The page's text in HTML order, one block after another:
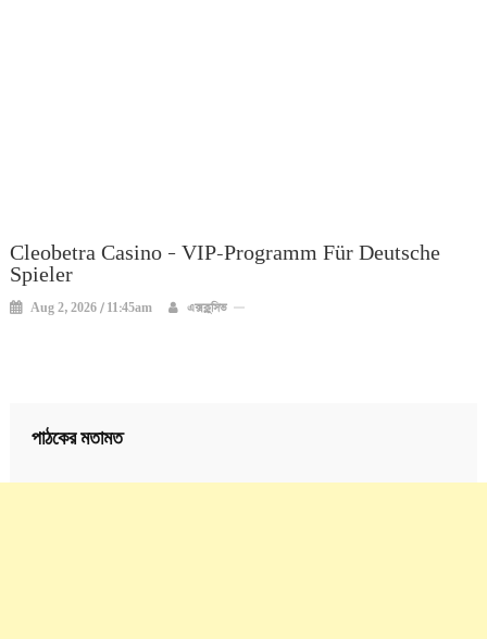
Cleobetra Casino – VIP-Programm Für Deutsche
Spieler
Aug 2, 2026 / 11:45am এক্সক্লুসিভ
পাঠকের মতামত